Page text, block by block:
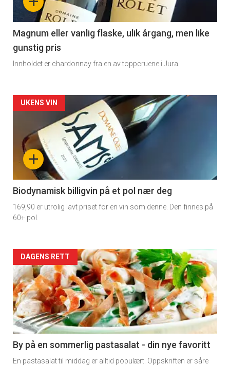
3
Magnum eller vanlig flaske, ulik årgang, men like
gunstig pris
Innholdet er chardonnay fra en av toppcruene i Jura.
Forsiden
akkurat
nå
4
+
UKENS VIN
Biodynamisk billigvin på et pol nær deg
169,90 er utrolig lavt priset for en vin som denne. Den finnes på
60+ pol.
Forsiden
akkurat
nå
-
5
DAGENS RETT
By på en sommerlig pastasalat - din nye favoritt
En pastasalat til middag er alltid populært. Oppskriften er såre